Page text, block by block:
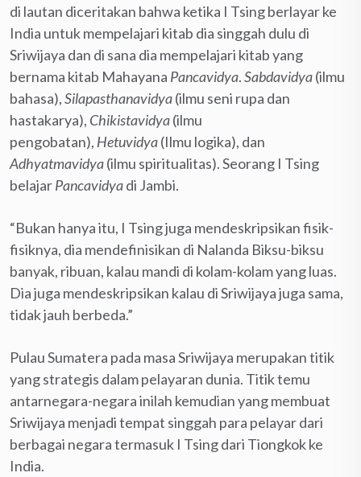
di lautan diceritakan bahwa ketika I Tsing berlayar ke
India untuk mempelajari kitab dia singgah dulu di
Sriwijaya dan di sana dia mempelajari kitab yang
bernama kitab Mahayana Pancavidya.Sabdavidya(ilmu
bahasa),Silapasthanavidya(ilmu seni rupa dan
hastakarya), Chikistavidya(ilmu
pengobatan), Hetuvidya(Ilmu logika), dan
Adhyatmavidya(ilmu spiritualitas). Seorang I Tsing
belajarPancavidyadi Jambi.
“Bukan hanya itu, I Tsing juga mendeskripsikan fisik-
fisiknya, dia mendefinisikan di Nalanda Biksu-biksu
banyak, ribuan, kalau mandi di kolam-kolam yang luas.
Dia juga mendeskripsikan kalau di Sriwijaya juga sama,
tidak jauh berbeda.”
Pulau Sumatera pada masa Sriwijaya merupakan titik
yang strategis dalam pelayaran dunia. Titik temu
antarnegara-negara inilah kemudian yang membuat
Sriwijaya menjadi tempat singgah para pelayar dari
berbagai negara termasuk I Tsing dari Tiongkok ke
India.